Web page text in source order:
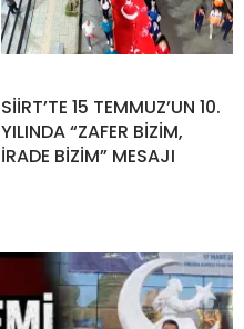
SİİRT’TE 15 TEMMUZ’UN 10.
YILINDA “ZAFER BİZİM,
İRADE BİZİM” MESAJI